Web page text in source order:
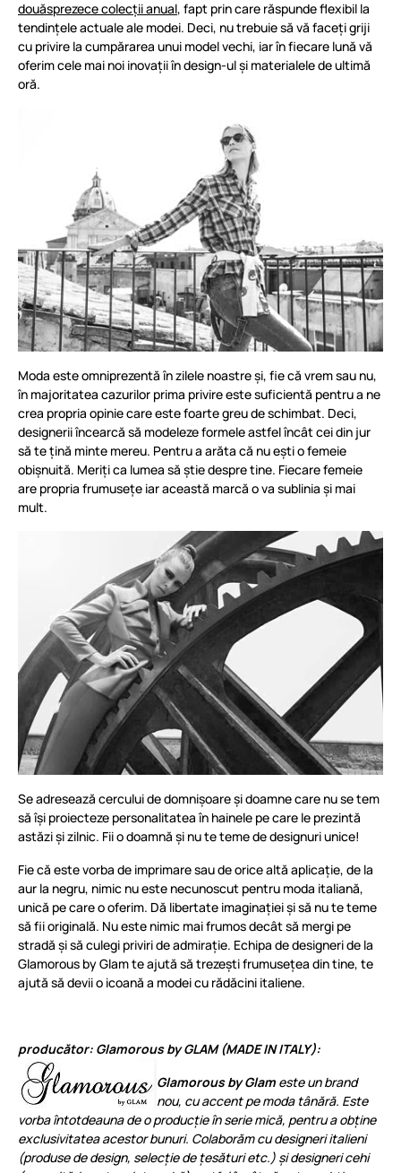
douăsprezece colecții anual, fapt prin care răspunde flexibil la
tendințele actuale ale modei. Deci, nu trebuie să vă faceți griji
cu privire la cumpărarea unui model vechi, iar în fiecare lună vă
oferim cele mai noi inovații în design-ul și materialele de ultimă
oră.
Moda este omniprezentă în zilele noastre și, fie că vrem sau nu,
în majoritatea cazurilor prima privire este suficientă pentru a ne
crea propria opinie care este foarte greu de schimbat. Deci,
designerii încearcă să modeleze formele astfel încât cei din jur
să te țină minte mereu. Pentru a arăta că nu ești o femeie
obișnuită. Meriți ca lumea să știe despre tine. Fiecare femeie
are propria frumusețe iar această marcă o va sublinia și mai
mult.
Se adresează cercului de domnișoare și doamne care nu se tem
să își proiecteze personalitatea în hainele pe care le prezintă
astăzi și zilnic. Fii o doamnă și nu te teme de designuri unice!
Fie că este vorba de imprimare sau de orice altă aplicație, de la
aur la negru, nimic nu este necunoscut pentru moda italiană,
unică pe care o oferim. Dă libertate imaginației și să nu te teme
să fii originală. Nu este nimic mai frumos decât să mergi pe
stradă și să culegi priviri de admirație. Echipa de designeri de la
Glamorous by Glam te ajută să trezești frumusețea din tine, te
ajută să devii o icoană a modei cu rădăcini italiene.
producător: Glamorous by GLAM (MADE IN ITALY):
Glamorous by Glam este un brand
nou, cu accent pe moda tânără. Este
vorba întotdeauna de o producție în serie mică, pentru a obține
exclusivitatea acestor bunuri. Colaborăm cu designeri italieni
(produse de design, selecție de țesături etc.) și designeri cehi